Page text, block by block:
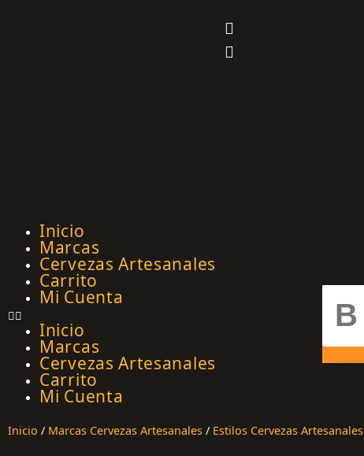
Inicio
Marcas
Cervezas Artesanales
Carrito
Mi Cuenta
Inicio
Marcas
Cervezas Artesanales
Carrito
Mi Cuenta
Inicio / Marcas Cervezas Artesanales / Estilos Cervezas Artesanales